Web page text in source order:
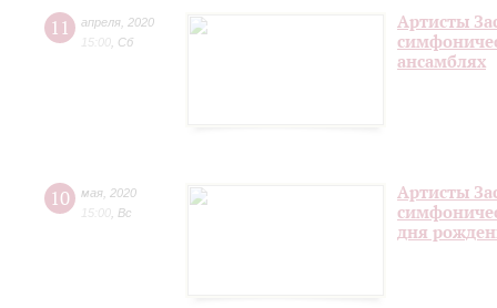
11 апреля 2020
15:00 Сб
Артисты
ансамблях
10 мая 2020
15:00 Вс
Артисты
дня